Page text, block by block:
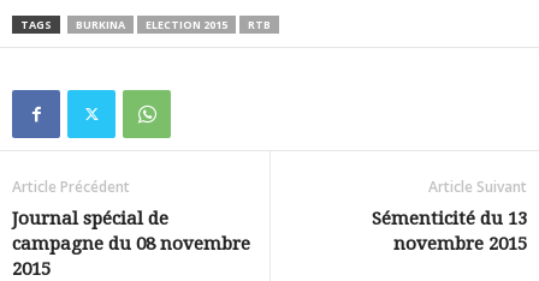
TAGS BURKINA ELECTION 2015 RTB
Article Précédent
Journal spécial de
campagne du 08 novembre
2015
Article Suivant
Sémenticité du 13
novembre 2015